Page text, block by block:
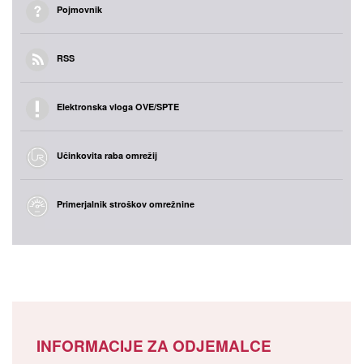
Pojmovnik
RSS
Elektronska vloga OVE/SPTE
Učinkovita raba omrežij
Primerjalnik stroškov omrežnine
INFORMACIJE ZA ODJEMALCE